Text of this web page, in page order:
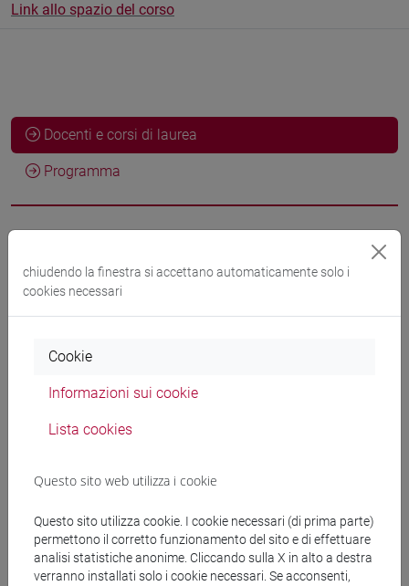
Link allo spazio del corso
Docenti e corsi di laurea
Programma
PHILLIPS Alun David
Materiali didattici
Corsi di studio e percorsi
[LT40] LINGUE, CULTURE E SOCIETÀ DELL'ASIA
E DELL'AFRICA MEDITERRANEA - Laurea
percorso comune
chiudendo la finestra si accettano automaticamente solo i
cookies necessari
Cookie
Informazioni sui cookie
Lista cookies
Questo sito web utilizza i cookie
Questo sito utilizza cookie. I cookie necessari (di prima parte)
permettono il corretto funzionamento del sito e di effettuare
analisi statistiche anonime. Cliccando sulla X in alto a destra
verranno installati solo i cookie necessari. Se acconsenti,